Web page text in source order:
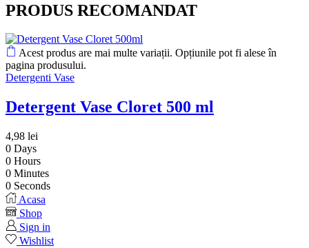
PRODUS RECOMANDAT
Acest produs are mai multe variații. Opțiunile pot fi alese în
pagina produsului.
Detergenti Vase
Detergent Vase Cloret 500 ml
4,98 lei
0 Days
0 Hours
0 Minutes
0 Seconds
Acasa
Shop
Sign in
Wishlist